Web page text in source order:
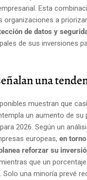
Esta
organizaciones a priorizar
de datos y
de sus inversiones
una
muestran que
un aumento de su
2026. Según un
europeas, en
reforzar su
que un
Solo una minoría prevé